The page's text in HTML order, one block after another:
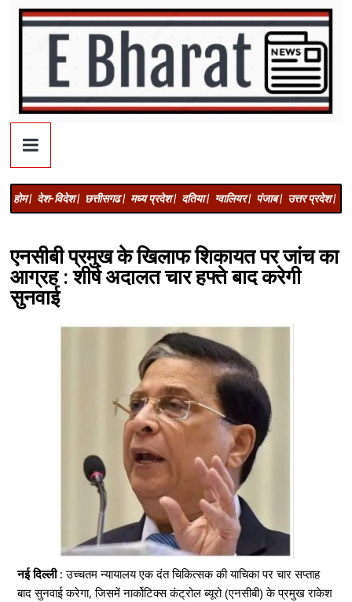
होम | देश-विदेश | छत्तीसगढ | मध्य प्रदेश | दतिया | ग्वालियर | पंजाब | उत्तर प्रदेश |
एनसीबी प्रमुख के खिलाफ शिकायत पर जांच का
आग्रह : शीर्ष अदालत चार हफ्ते बाद करेगी
सुनवाई
नई दिल्ली : उच्चतम न्यायालय एक दंत चिकित्सक की याचिका पर चार सप्ताह
बाद सुनवाई करेगा, जिसमें नार्कोटिक्स कंट्रोल ब्यूरो (एनसीबी) के प्रमुख राकेश